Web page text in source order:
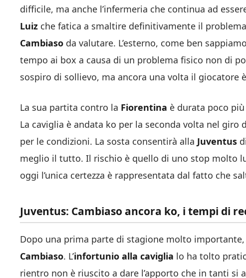
difficile, ma anche l’infermeria che continua ad
Luiz che fatica a smaltire definitivamente il
Cambiaso da valutare. L’esterno, come ben
tempo ai box a causa di un problema fisico non di
sospiro di sollievo, ma ancora una volta il giocatore
La sua partita contro la Fiorentina è durata poco
La caviglia è andata ko per la seconda volta nel giro
per le condizioni. La sosta consentirà alla Juventus
meglio il tutto. Il rischio è quello di uno stop molto
oggi l’unica certezza è rappresentata dal fatto che
Juventus: Cambiaso ancora ko, i tempi di
Dopo una prima parte di stagione molto
Cambiaso. L’infortunio alla caviglia lo ha tolto
rientro non è riuscito a dare l’apporto che in tanti si